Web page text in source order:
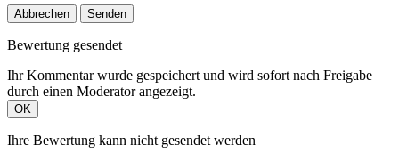
Abbrechen Senden
Bewertung gesendet
Ihr Kommentar wurde gespeichert und wird sofort nach Freigabe
durch einen Moderator angezeigt.
OK
Ihre Bewertung kann nicht gesendet werden